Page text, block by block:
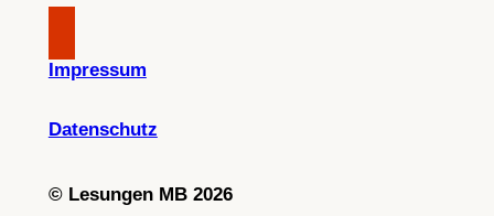
Impressum
Datenschutz
© Lesungen MB 2026